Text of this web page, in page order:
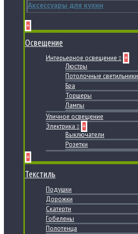
Аксессуары для кухни
+
Освещение
Интерьерное освещение
+
Люстры
Потолочные светильники
Бра
Торшеры
Лампы
Уличное освещение
Электрика
+
Выключатели
Розетки
+
Текстиль
Подушки
Дорожки
Скатерти
Гобелены
Полотенца